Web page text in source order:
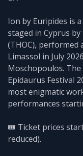
Ion by Euripides is
staged in Cyprus
(THOC), performed
Limassol in July
Moschopoulos.
Epidaurus Festival
most enigmatic
performances
🎟️ Ticket prices
reduced).